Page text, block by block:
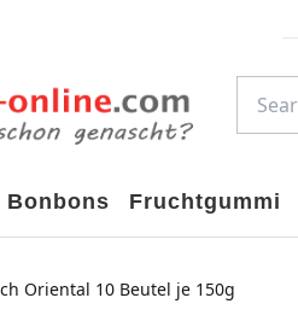
Bonbons Fruchtgummi
Oriental 10 Beutel je 150g